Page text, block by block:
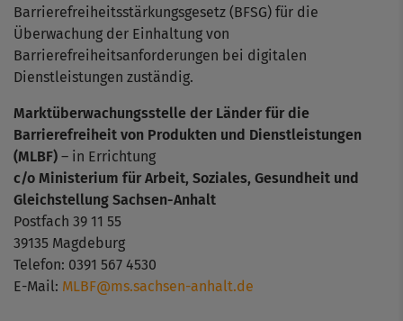
Barrierefreiheitsstärkungsgesetz (BFSG) für die
Überwachung der Einhaltung von
Barrierefreiheitsanforderungen bei digitalen
Dienstleistungen zuständig.
Marktüberwachungsstelle der Länder für die
Barrierefreiheit von Produkten und Dienstleistungen
(MLBF) – in Errichtung
c/o Ministerium für Arbeit, Soziales, Gesundheit und
Gleichstellung Sachsen-Anhalt
Postfach 39 11 55
39135 Magdeburg
Telefon: 0391 567 4530
E-Mail: MLBF@ms.sachsen-anhalt.de